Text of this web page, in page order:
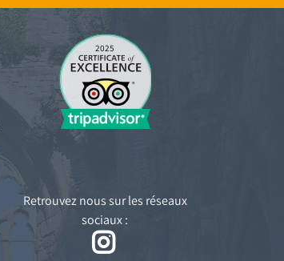
2025
Retrouvez nous sur les réseaux
sociaux :